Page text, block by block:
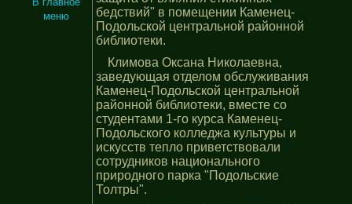
меню
бедствий" в помещении Каменец-
Подольской центральной районной
библиотеки.
Климова Оксана Николаевна,
заведующая отделом обслуживания
Каменец-Подольской центральной
районной библиотеки, вместе со
студентами 1-го курса Каменец-
Подольского колледжа культуры и
искусств тепло приветствовали
сотрудников национального
природного парка "Подольские
Толтры".